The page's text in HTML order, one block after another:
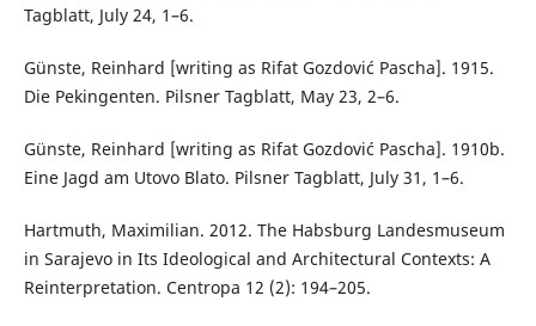
Tagblatt, July 24, 1–6.
Günste, Reinhard [writing as Rifat Gozdović Pascha]. 1915.
Die Pekingenten. Pilsner Tagblatt, May 23, 2–6.
Günste, Reinhard [writing as Rifat Gozdović Pascha]. 1910b.
Eine Jagd am Utovo Blato. Pilsner Tagblatt, July 31, 1–6.
Hartmuth, Maximilian. 2012. The Habsburg Landesmuseum
in Sarajevo in Its Ideological and Architectural Contexts: A
Reinterpretation. Centropa 12 (2): 194–205.